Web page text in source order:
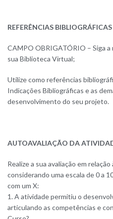
REFERÊNCIAS BIBLIOGRÁFICAS
CAMPO OBRIGATÓRIO – Siga
sua Biblioteca Virtual;
Utilize como referências
Indicações Bibliográficas e as
desenvolvimento do seu projeto.
AUTOAVALIAÇÃO DA
Realize a sua avaliação em
considerando uma escala de 0 a
com um X:
1. A atividade permitiu o
articulando as competências e